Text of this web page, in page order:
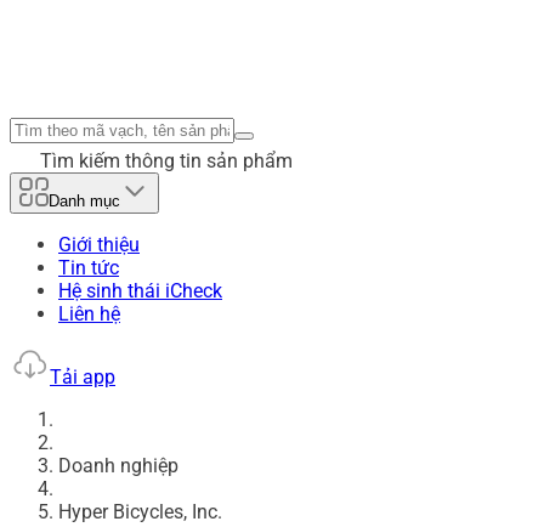
Tìm kiếm thông tin sản phẩm
Danh mục
Giới thiệu
Tin tức
Hệ sinh thái iCheck
Liên hệ
Tải app
Doanh nghiệp
Hyper Bicycles, Inc.